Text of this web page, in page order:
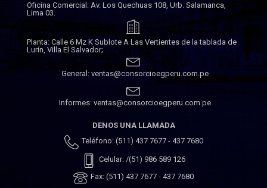
Oficina Comercial: Av. Los Quechuas 108, Urb. Salamanca,
Lima 03.
Planta: Calle 6 Mz K Sublote A Las Vertientes de la tablada de
Lurín, Villa El Salvador;
General: ventas@consorcioegperu.com.pe
Informes: ventas@consorcioegperu.com.pe
DENOS UNA LLAMADA
Teléfono: (511) 437 7677 - 437 7680
Celular: /(51) 986 589 126
Fax: (511) 437 7677 - 437 7680